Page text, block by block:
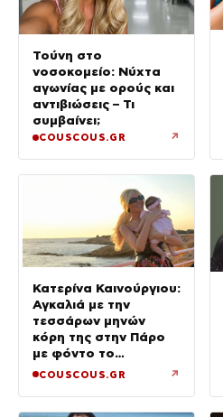
Τούνη στο
νοσοκομείο: Νύχτα
αγωνίας με ορούς και
αντιβιώσεις – Τι
συμβαίνει;
COUSCOUS.GR ↗
Κατερίνα Καινούργιου:
Αγκαλιά με την
τεσσάρων μηνών
κόρη της στην Πάρο
με φόντο το
ηλιοβασίλεμα
COUSCOUS.GR ↗